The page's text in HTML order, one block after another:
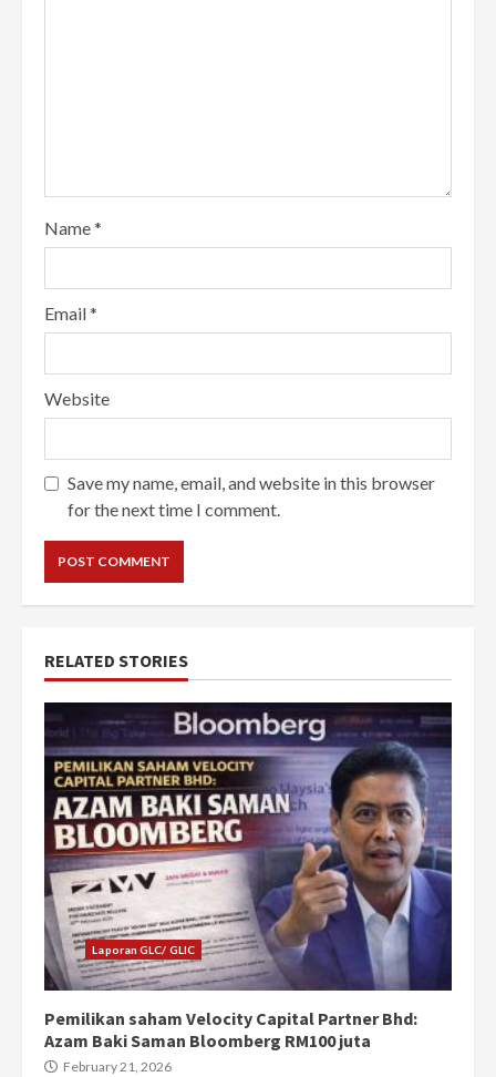
Name*
Email*
Website
Save my name, email, and website in this browser
for the next time I comment.
RELATED STORIES
Laporan GLC/ GLIC
Pemilikan saham Velocity Capital Partner Bhd:
Azam Baki Saman Bloomberg RM100 juta
February 21, 2026